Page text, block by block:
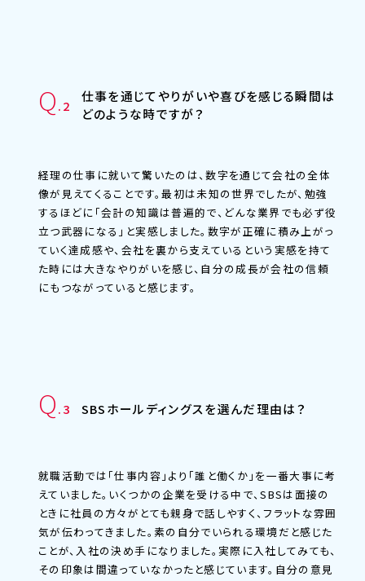
Q.2
仕事を通じてやりがいや喜びを感じる瞬間は
どのような時ですが？
経理の仕事に就いて驚いたのは、数字を通じて会社の全体
像が見えてくることです。最初は未知の世界でしたが、勉強
するほどに「会計の知識は普遍的で、どんな業界でも必ず役
立つ武器になる」と実感しました。数字が正確に積み上がっ
ていく達成感や、会社を裏から支えているという実感を持て
た時には大きなやりがいを感じ、自分の成長が会社の信頼
にもつながっていると感じます。
Q.3 SBSホールディングスを選んだ理由は？
就職活動では「仕事内容」より「誰と働くか」を一番大事に考
えていました。いくつかの企業を受ける中で、SBSは面接の
ときに社員の方々がとても親身で話しやすく、フラットな雰囲
気が伝わってきました。素の自分でいられる環境だと感じた
ことが、入社の決め手になりました。実際に入社してみても、
その印象は間違っていなかったと感じています。自分の意見